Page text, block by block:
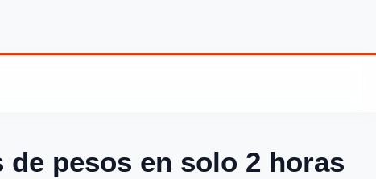
pesos en solo 2 horas